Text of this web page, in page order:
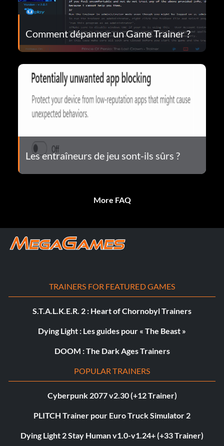
Comment dépanner un Game Trainer ?
Les entraîneurs de jeu sont-ils sûrs ?
More FAQ
TRAINERS FOR FEATURED GAMES
S.T.A.L.K.E.R. 2 : Heart of Chornobyl Trainers
Dying Light : Les guides pour « The Beast »
DOOM : The Dark Ages Trainers
POPULAR TRAINERS
Cyberpunk 2077 v2.30 (+12 Trainer)
PLITCH Trainer pour Euro Truck Simulator 2
Dying Light 2 Stay Human v1.0-v1.24+ (+33 Trainer)